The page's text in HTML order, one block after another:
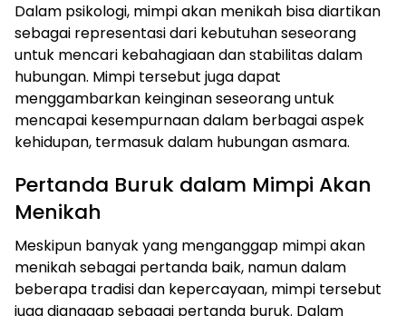
Dalam psikologi, mimpi akan menikah bisa diartikan
sebagai representasi dari kebutuhan seseorang
untuk mencari kebahagiaan dan stabilitas dalam
hubungan. Mimpi tersebut juga dapat
menggambarkan keinginan seseorang untuk
mencapai kesempurnaan dalam berbagai aspek
kehidupan, termasuk dalam hubungan asmara.
Pertanda Buruk dalam Mimpi Akan
Menikah
Meskipun banyak yang menganggap mimpi akan
menikah sebagai pertanda baik, namun dalam
beberapa tradisi dan kepercayaan, mimpi tersebut
juga dianggap sebagai pertanda buruk. Dalam